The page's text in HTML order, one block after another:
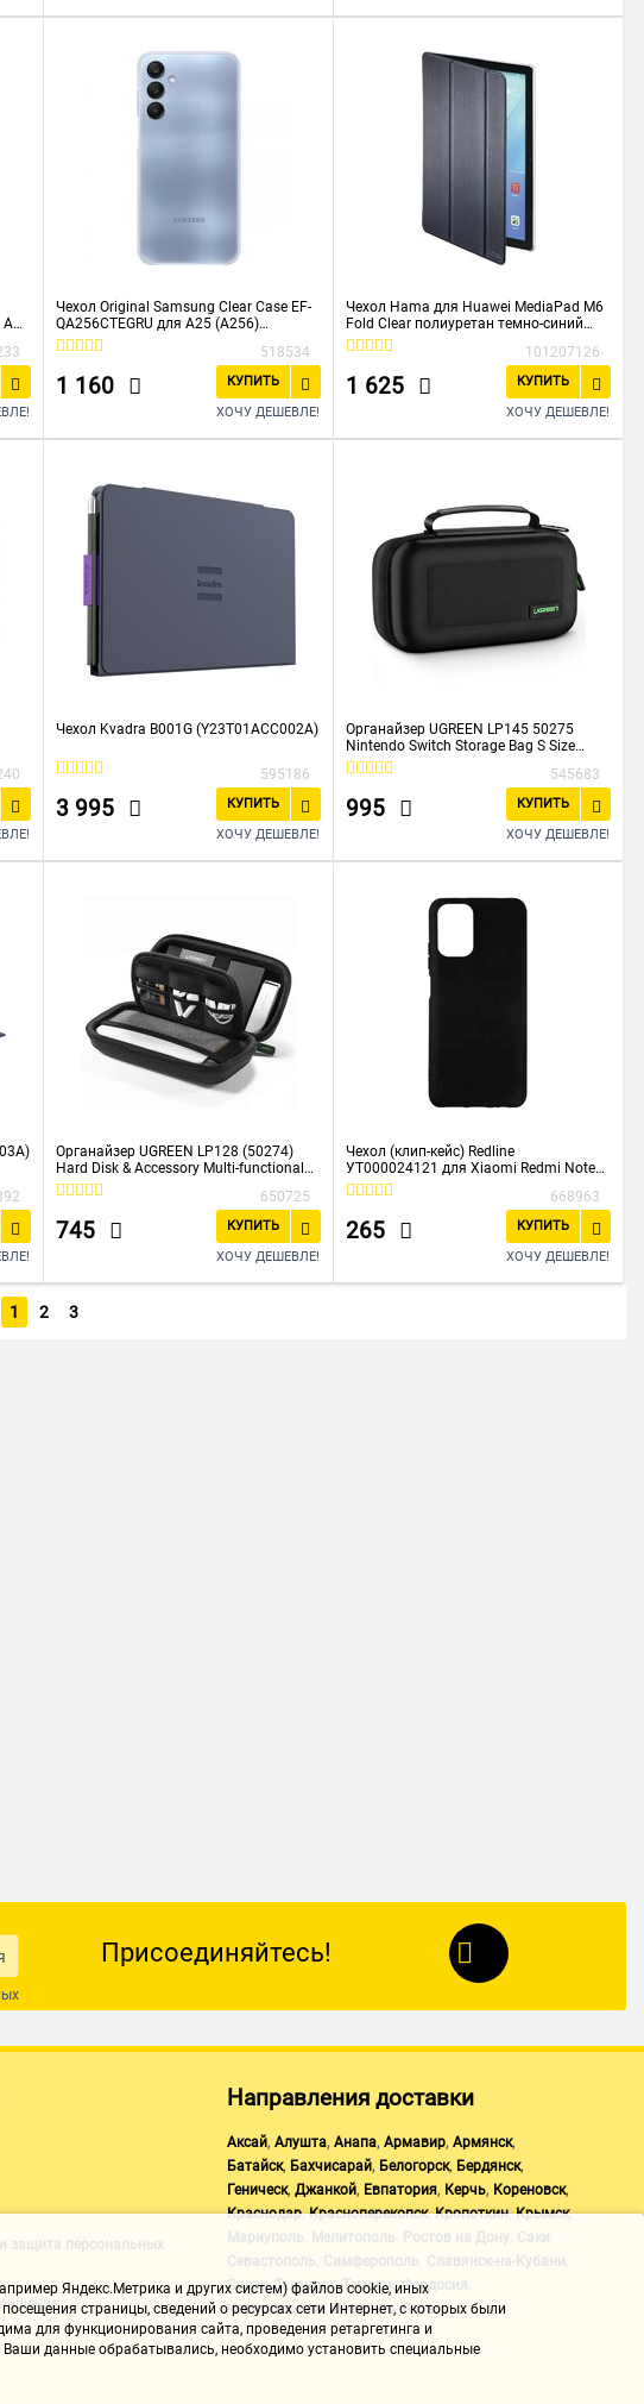
Чехол Original Samsung Clear Case EF-
QA256CTEGRU для A25 (A256)
Transparent
518534
1 160
КУПИТЬ
ХОЧУ ДЕШЕВЛЕ!
Чехол Hama для Huawei MediaPad M6
Fold Clear полиуретан темно-синий
(00187589)
101207126
1 625
КУПИТЬ
ХОЧУ ДЕШЕВЛЕ!
Чехол Kvadra B001G (Y23T01ACC002A)
595186
3 995
КУПИТЬ
ХОЧУ ДЕШЕВЛЕ!
Органайзер UGREEN LP145 50275
Nintendo Switch Storage Bag S Size
Black
545683
995
КУПИТЬ
ХОЧУ ДЕШЕВЛЕ!
Органайзер UGREEN LP128 (50274)
Hard Disk & Accessory Multi-functional
Storage Bag Large Size Black
650725
745
КУПИТЬ
ХОЧУ ДЕШЕВЛЕ!
Чехол (клип-кейс) Redline
УТ000024121 для Xiaomi Redmi Note
10/10S Ultimate черный
668963
265
КУПИТЬ
ХОЧУ ДЕШЕВЛЕ!
1 2 3
Присоединяйтесь!
защита персональных
Направления доставки
Аксай, Алушта, Анапа, Армавир, Армянск,
Батайск, Бахчисарай, Белогорск, Бердянск,
Геническ, Джанкой, Евпатория, Керчь, Кореновск,
Краснодар,Красноперекопск,Кропоткин,Крымск,
Мариуполь Мелитополь Ростов на Дону Саки
Севастополь Симферополь Славянск-на-Кубани
Судак,Таганрог,Темрюк,Феодосия
Черноморское ,Щелкино,Ялта
Яндекс.Метрика и других систем) файлов cookie, иных
страницы, сведений о ресурсах сети Интернет, с которых были
для функционирования сайта, проведения ретаргетинга и
данные обрабатывались, необходимо установить специальные